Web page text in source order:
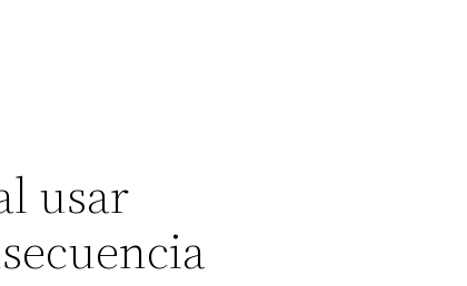
usar